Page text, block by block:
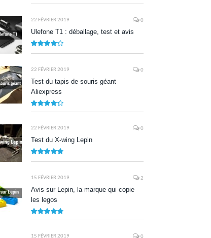
22 FÉVRIER 2019 0
Ulefone T1 : déballage, test et avis
22 FÉVRIER 2019 0
Test du tapis de souris géant
Aliexpress
22 FÉVRIER 2019 0
Test du X-wing Lepin
15 FÉVRIER 2019 2
Avis sur Lepin, la marque qui copie
les legos
15 FÉVRIER 2019